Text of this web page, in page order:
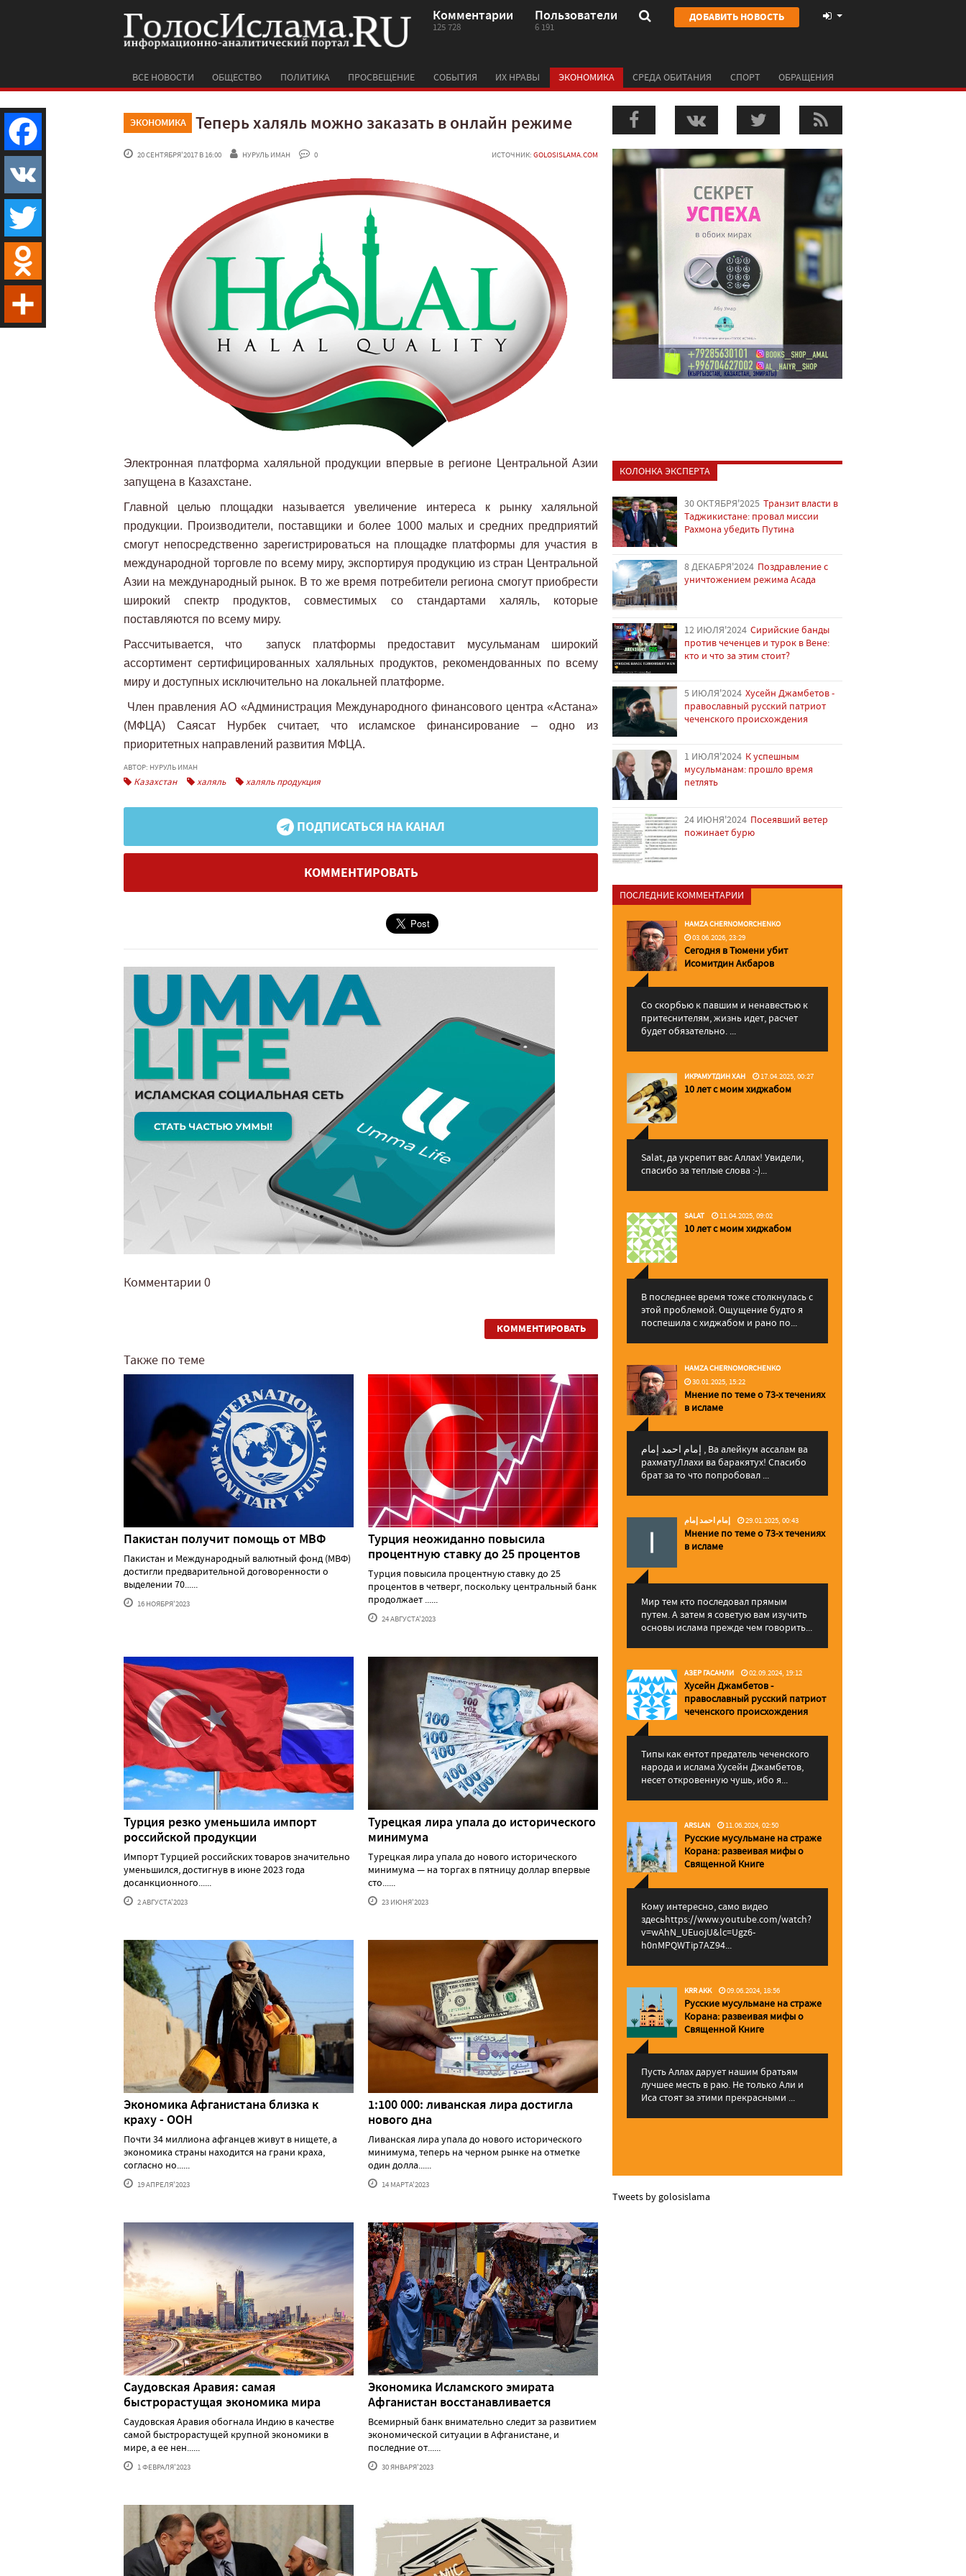
Комментарии
125 728
Пользователи
6 191
ДОБАВИТЬ НОВОСТЬ
ВСЕ НОВОСТИ ОБЩЕСТВО ПОЛИТИКА ПРОСВЕЩЕНИЕ СОБЫТИЯ ИХ НРАВЫ ЭКОНОМИКА СРЕДА ОБИТАНИЯ СПОРТ ОБРАЩЕНИЯ
ЭКОНОМИКА Теперь халяль можно заказать в онлайн режиме
20 СЕНТЯБРЯ'2017 В 16:00 НУРУЛЬ ИМАН 0 ИСТОЧНИК: GOLOSISLAMA.COM
Электронная платформа халяльной продукции впервые в регионе Центральной Азии
запущена в Казахстане.
Главной целью площадки называется увеличение интереса к рынку халяльной
продукции. Производители, поставщики и более 1000 малых и средних предприятий
смогут непосредственно зарегистрироваться на площадке платформы для участия в
международной торговле по всему миру, экспортируя продукцию из стран Центральной
Азии на международный рынок. В то же время потребители региона смогут приобрести
широкий спектр продуктов, совместимых со стандартами халяль, которые
поставляются по всему миру.
Рассчитывается, что запуск платформы предоставит мусульманам широкий
ассортимент сертифицированных халяльных продуктов, рекомендованных по всему
миру и доступных исключительно на локальней платформе.
Член правления АО «Администрация Международного финансового центра «Астана»
(МФЦА) Саясат Нурбек считает, что исламское финансирование – одно из
приоритетных направлений развития МФЦА.
АВТОР: НУРУЛЬ ИМАН
Казахстан халяль халяль продукция
ПОДПИСАТЬСЯ НА КАНАЛ
КОММЕНТИРОВАТЬ
Комментарии 0
КОММЕНТИРОВАТЬ
Также по теме
Пакистан получит помощь от МВФ
Пакистан и Международный валютный фонд (МВФ)
достигли предварительной договоренности о
выделении 70......
16 НОЯБРЯ'2023
Турция неожиданно повысила
процентную ставку до 25 процентов
Турция повысила процентную ставку до 25
процентов в четверг, поскольку центральный банк
продолжает ......
24 АВГУСТА'2023
Турция резко уменьшила импорт
российской продукции
Импорт Турцией российских товаров значительно
уменьшился, достигнув в июне 2023 года
досанкционного......
2 АВГУСТА'2023
Турецкая лира упала до исторического
минимума
Турецкая лира упала до нового исторического
минимума — на торгах в пятницу доллар впервые
сто......
23 ИЮНЯ'2023
Экономика Афганистана близка к
краху - ООН
Почти 34 миллиона афганцев живут в нищете, а
экономика страны находится на грани краха,
согласно но......
19 АПРЕЛЯ'2023
1:100 000: ливанская лира достигла
нового дна
Ливанская лира упала до нового исторического
минимума, теперь на черном рынке на отметке
один долла......
14 МАРТА'2023
Саудовская Аравия: самая
быстрорастущая экономика мира
Саудовская Аравия обогнала Индию в качестве
самой быстрорастущей крупной экономики в
мире, а ее нен......
1 ФЕВРАЛЯ'2023
Экономика Исламского эмирата
Афганистан восстанавливается
Всемирный банк внимательно следит за развитием
экономической ситуации в Афганистане, и
последние от......
30 ЯНВАРЯ'2023
КОЛОНКА ЭКСПЕРТА
30 ОКТЯБРЯ'2025 Транзит власти в
Таджикистане: провал миссии
Рахмона убедить Путина
8 ДЕКАБРЯ'2024 Поздравление с
уничтожением режима Асада
12 ИЮЛЯ'2024 Сирийские банды
против чеченцев и турок в Вене:
кто и что за этим стоит?
5 ИЮЛЯ'2024 Хусейн Джамбетов -
православный русский патриот
чеченского происхождения
1 ИЮЛЯ'2024 К успешным
мусульманам: прошло время
петлять
24 ИЮНЯ'2024 Посеявший ветер
пожинает бурю
ПОСЛЕДНИЕ КОММЕНТАРИИ
HAMZA CHERNOMORCHENKO
03.06.2026, 23:29
Сегодня в Тюмени убит
Исомитдин Акбаров
Со скорбью к павшим и ненавестью к
притеснителям, жизнь идет, расчет
будет обязательно. ...
ИКРАМУТДИН ХАН 17.04.2025, 00:27
10 лет с моим хиджабом
Salat, да укрепит вас Аллаx! Увидели,
спасибо за теплые слова :-)...
SALAT 11.04.2025, 09:02
10 лет с моим хиджабом
В последнее время тоже столкнулась с
этой проблемой. Ощущение будто я
поспешила с хиджабом и рано по...
HAMZA CHERNOMORCHENKO
30.01.2025, 15:22
Мнение по теме о 73-х течениях
в исламе
إمام احمد إمام , Ва алейкум ассалам ва
рахматуЛлахи ва баракятух! Спасибо
брат за то что попробовал ...
إمام احمد إمام 29.01.2025, 00:43
Мнение по теме о 73-х течениях
в исламе
Мир тем кто последовал прямым
путем. А затем я советую вам изучить
основы ислама прежде чем говорить...
АЗЕР ГАСАНЛИ 02.09.2024, 19:12
Хусейн Джамбетов -
православный русский патриот
чеченского происхождения
Типы как ентот предатель чеченского
народа и ислама Хусейн Джамбетов,
несет откровенную чушь, ибо я...
ARSLAN 11.06.2024, 02:50
Русские мусульмане на страже
Корана: pазвеивая мифы о
Священной Книге
Кому интересно, само видео
здесьhttps://www.youtube.com/watch?
v=wAhN_UEuojU&lc=Ugz6-
h0nMPQWTip7AZ94...
KRR AKK 09.06.2024, 18:56
Русские мусульмане на страже
Корана: pазвеивая мифы о
Священной Книге
Пусть Аллах дарует нашим братьям
лучшее месть в раю. Не только Али и
Иса стоят за этими прекрасными ...
Tweets by golosislama
Facebook
VK
Twitter
Odnoklassniki